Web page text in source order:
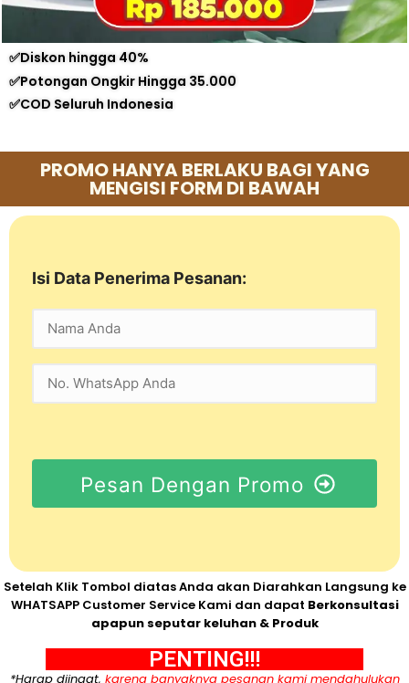
✅Diskon hingga 40%
✅Potongan Ongkir Hingga 35.000
✅COD Seluruh Indonesia
PROMO HANYA BERLAKU BAGI YANG
MENGISI FORM DI BAWAH
Isi Data Penerima Pesanan:
Pesan Dengan Promo
Setelah Klik Tombol diatas Anda akan Diarahkan Langsung ke
WHATSAPP Customer Service Kami dan dapat Berkonsultasi
apapun seputar keluhan & Produk
PENTING!!!
*Harap diingat, karena banyaknya pesanan kami mendahulukan